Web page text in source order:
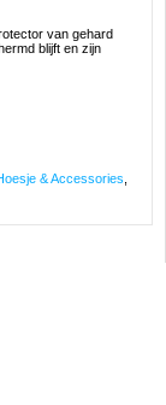
van gehard
blijft en zijn
& Accessories